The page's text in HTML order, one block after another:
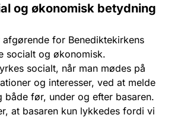
og økonomisk betydning
afgørende for Benediktekirkens
socialt og økonomisk.
socialt, når man mødes på
og interesser, ved at melde
både før, under og efter basaren.
at basaren kun lykkedes fordi vi